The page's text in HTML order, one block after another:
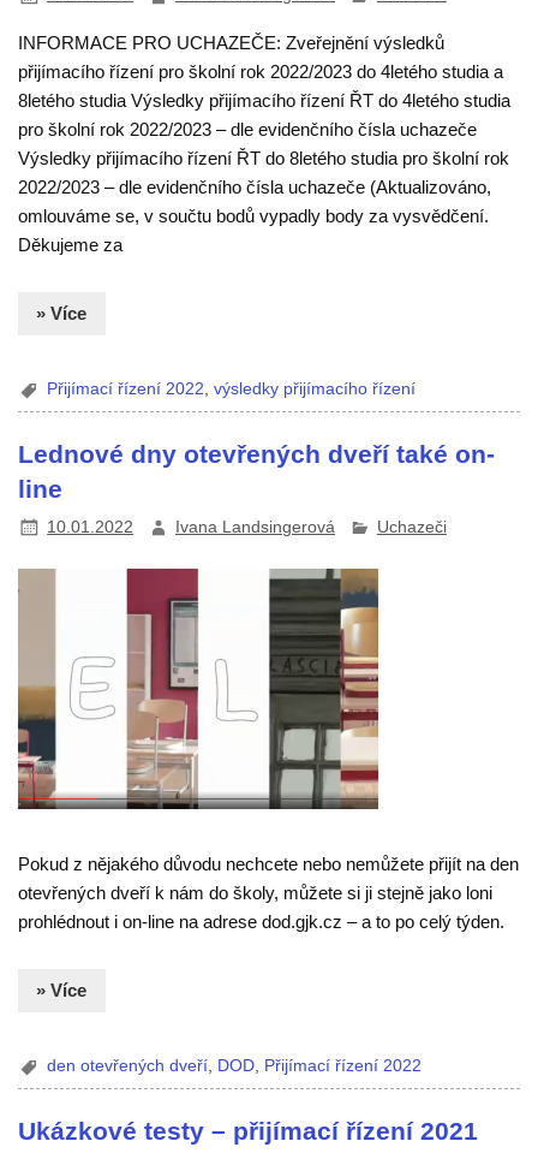
INFORMACE PRO UCHAZEČE: Zveřejnění výsledků
přijímacího řízení pro školní rok 2022/2023 do 4letého studia a
8letého studia Výsledky přijímacího řízení ŘT do 4letého studia
pro školní rok 2022/2023 – dle evidenčního čísla uchazeče
Výsledky přijímacího řízení ŘT do 8letého studia pro školní rok
2022/2023 – dle evidenčního čísla uchazeče (Aktualizováno,
omlouváme se, v součtu bodů vypadly body za vysvědčení.
Děkujeme za
» Více
Přijímací řízení 2022 ,výsledky přijímacího řízení
Lednové dny otevřených dveří také on-
line
10.01.2022 Ivana Landsingerová Uchazeči
Pokud z nějakého důvodu nechcete nebo nemůžete přijít na den
otevřených dveří k nám do školy, můžete si ji stejně jako loni
prohlédnout i on-line na adrese dod.gjk.cz – a to po celý týden.
» Více
den otevřených dveří DOD Přijímací řízení 2022
Ukázkové testy – přijímací řízení 2021